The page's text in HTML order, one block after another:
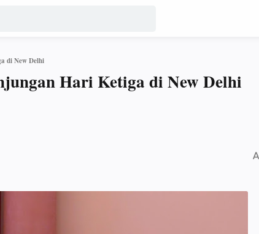
di New Delhi
Hari Ketiga di New Delhi